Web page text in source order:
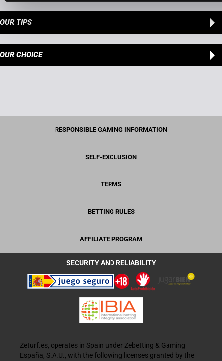
OUR TIPS
OUR CHOICE
RESPONSIBLE GAMING INFORMATION
SELF-EXCLUSION
TERMS
BETTING RULES
AFFILIATE PROGRAM
SECURITY AND RELIABILITY
Zeturf.es, operates in Spain under Zebetting & Gaming
España, S.A.U., with the following licenses granted by the